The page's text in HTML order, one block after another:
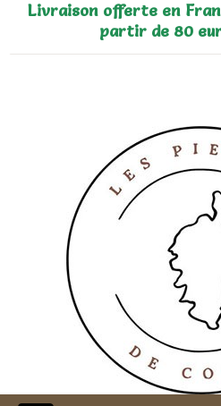
Livraison offerte en
partir de 80